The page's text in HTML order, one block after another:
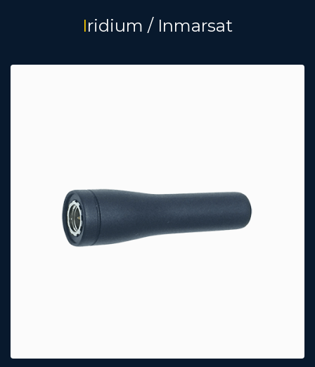
Iridium / Inmarsat